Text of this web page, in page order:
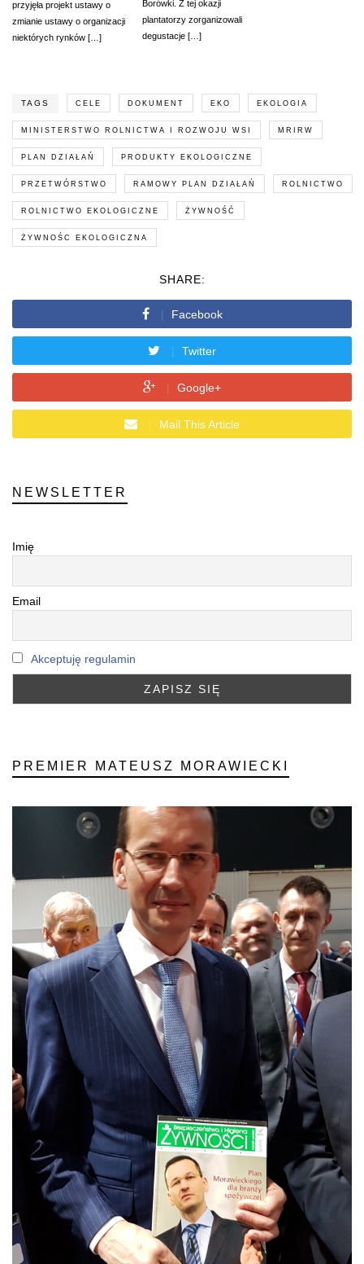
przyjęła projekt ustawy o
zmianie ustawy o organizacji
niektórych rynków […]
Borówki. Z tej okazji
plantatorzy zorganizowali
degustacje […]
TAGS CELE DOKUMENT EKO EKOLOGIA
MINISTERSTWO ROLNICTWA I ROZWOJU WSI MRIRW
PLAN DZIAŁAŃ PRODUKTY EKOLOGICZNE
PRZETWÓRSTWO RAMOWY PLAN DZIAŁAŃ ROLNICTWO
ROLNICTWO EKOLOGICZNE ŻYWNOŚĆ
ŻYWNOŚC EKOLOGICZNA
SHARE:
Facebook
Twitter
Google+
Mail This Article
NEWSLETTER
Imię
Email
Akceptuję regulamin
PREMIER MATEUSZ MORAWIECKI